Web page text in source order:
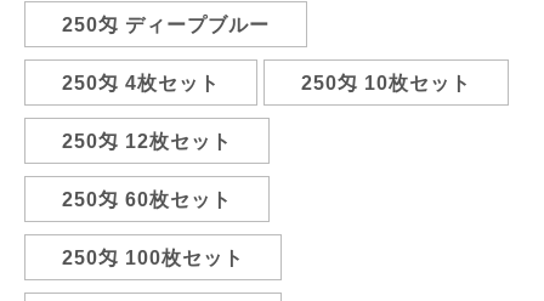
250匁 ディープブルー
250匁 4枚セット 250匁 10枚セット
250匁 12枚セット
250匁 60枚セット
250匁 100枚セット